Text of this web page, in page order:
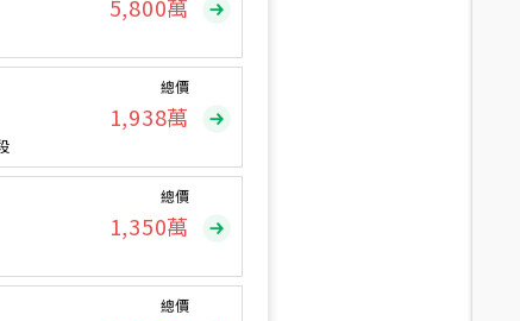
總價
1,938萬
總價
1,350萬
總價
1,020萬